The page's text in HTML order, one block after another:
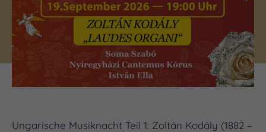
Ungarische Musiknacht Teil 1: Zoltán Kodály (1882 –